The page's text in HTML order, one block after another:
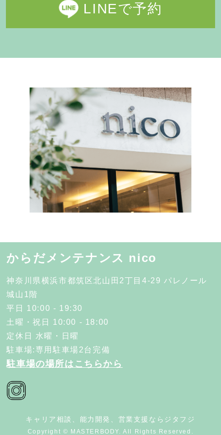
LINEで予約
からだメンテナンス nico
神奈川県横浜市都筑区北山田2丁目4-29 パレノール
城山1階
平日 10:00 - 19:30
土曜・祝日 10:00 - 18:00
定休日 水曜・日曜
駐車場:専用駐車場2台完備
駐車場の場所はこちらから
キャリア相談、能力開発、営業支援ならジタフジ
Copyright © MASTERBODY. All Rights Reserved.